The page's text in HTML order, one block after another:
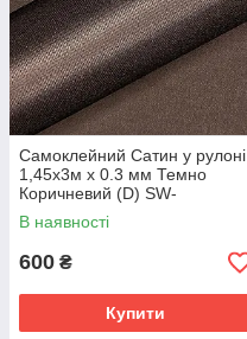
Самоклейний Сатин у рулоні
1,45х3м х 0.3 мм Темно
Коричневий (D) SW-
00002915
В наявності
600 ₴
Купити